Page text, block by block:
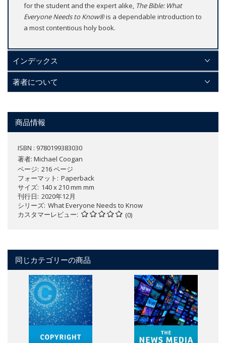
for the student and the expert alike, The Bible: What
Everyone Needs to Know®is a dependable introduction to
a most contentious holy book.
インデックス
著者について
商品情報
ISBN : 9780199383030
著者: Michael Coogan
ページ 216 ページ
フォーマット
Paperback
サイズ 140 x 210 mm mm
刊行日 2020年12月
シリーズ What Everyone Needs to Know
カスタマーレビュー
(0)
同じカテゴリーの商品